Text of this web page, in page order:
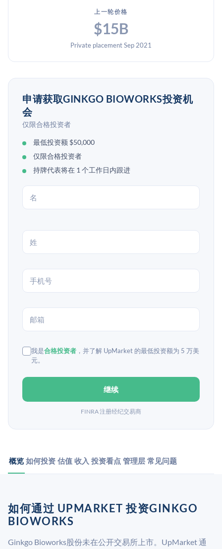
上一轮价格
$15B
Private placement Sep 2021
申请获取GINKGO BIOWORKS投资机
会
仅限合格投资者
最低投资额 $50,000
仅限合格投资者
持牌代表将在 1 个工作日内跟进
我是合格投资者 ，并了解 UpMarket 的最低投资额为 5 万美
元。
继续
FINRA 注册经纪交易商
概览 如何投资 估值 收入 投资看点 管理层 常见问题
如何通过 UPMARKET 投资GINKGO
BIOWORKS
Ginkgo Bioworks股份未在公开交易所上市。UpMarket 通